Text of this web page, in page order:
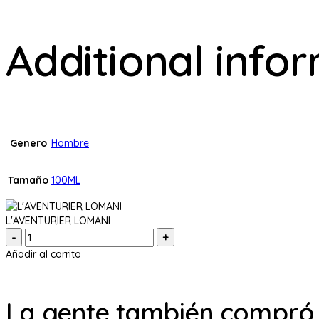
Additional
Genero Hombre
Tamaño 100ML
L'AVENTURIER LOMANI
Cantidad:
Añadir al carrito
La gente también compró